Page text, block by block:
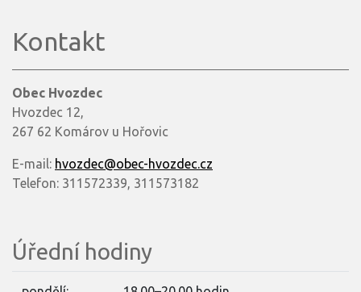
Kontakt
Obec Hvozdec
Hvozdec 12,
267 62 Komárov u Hořovic
E-mail: hvozdec@obec-hvozdec.cz
Telefon: 311572339, 311573182
Úřední hodiny